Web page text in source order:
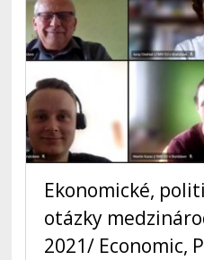
Ekonomické,
otázky
2021/ Economic,